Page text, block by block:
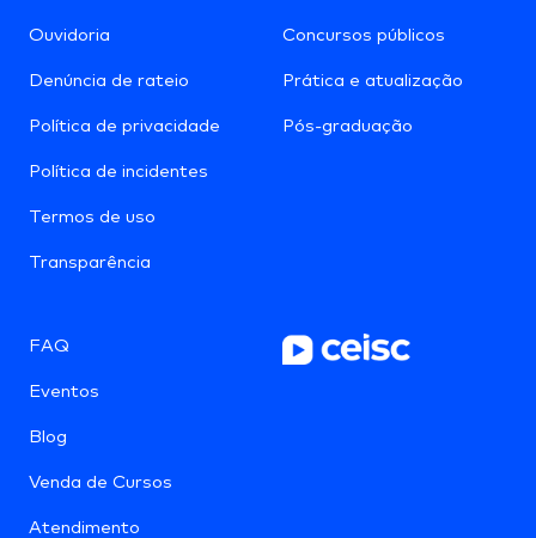
Ouvidoria
Denúncia de rateio
Política de privacidade
Política de incidentes
Termos de uso
Transparência
Concursos públicos
Prática e atualização
Pós-graduação
FAQ
Eventos
Blog
Venda de Cursos
Atendimento